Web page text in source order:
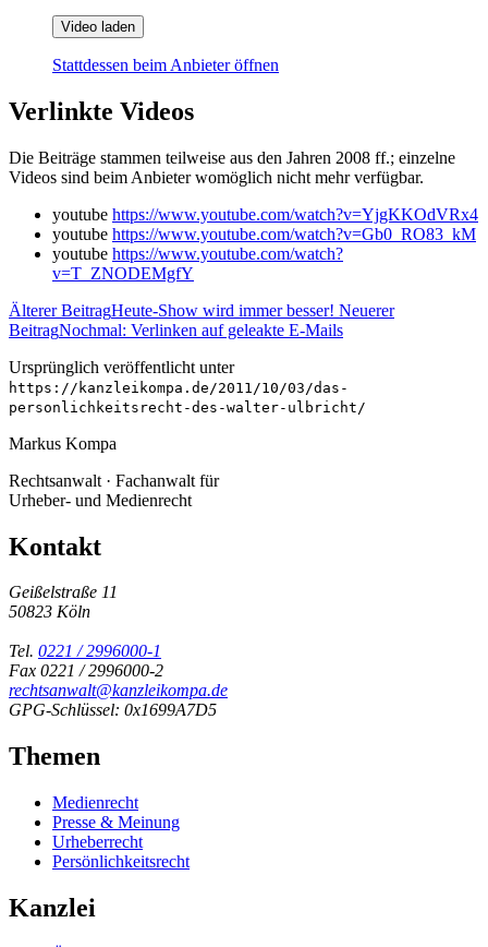
Video laden
Stattdessen beim Anbieter öffnen
Verlinkte Videos
Die Beiträge stammen teilweise aus den Jahren 2008 ff.; einzelne
Videos sind beim Anbieter womöglich nicht mehr verfügbar.
youtube https://www.youtube.com/watch?v=YjgKKOdVRx4
youtube https://www.youtube.com/watch?v=Gb0_RO83_kM
youtube https://www.youtube.com/watch?
v=T_ZNODEMgfY
Älterer BeitragHeute-Show wird immer besser! Neuerer
BeitragNochmal: Verlinken auf geleakte E-Mails
Ursprünglich veröffentlicht unter
https://kanzleikompa.de/2011/10/03/das-
personlichkeitsrecht-des-walter-ulbricht/
Markus Kompa
Rechtsanwalt · Fachanwalt für
Urheber- und Medienrecht
Kontakt
Geißelstraße 11
50823 Köln
Tel. 0221 / 2996000-1
Fax 0221 / 2996000-2
rechtsanwalt@kanzleikompa.de
GPG-Schlüssel: 0x1699A7D5
Themen
Medienrecht
Presse & Meinung
Urheberrecht
Persönlichkeitsrecht
Kanzlei